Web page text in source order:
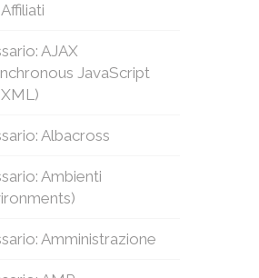
AJAX
JavaScript
Albacross
Ambienti
Amministrazione